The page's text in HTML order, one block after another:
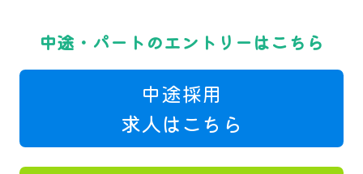
中途・パートのエントリーはこちら
中途採用
求人はこちら